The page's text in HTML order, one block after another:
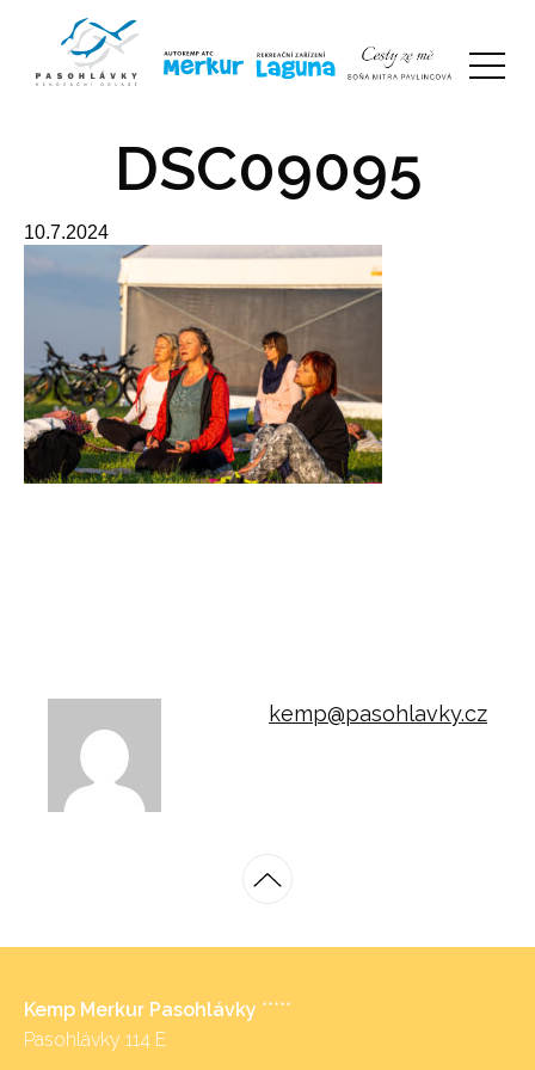
DSC09095
10.7.2024
kemp@pasohlavky.cz
Kemp Merkur Pasohlávky *****
Pasohlávky 114 E